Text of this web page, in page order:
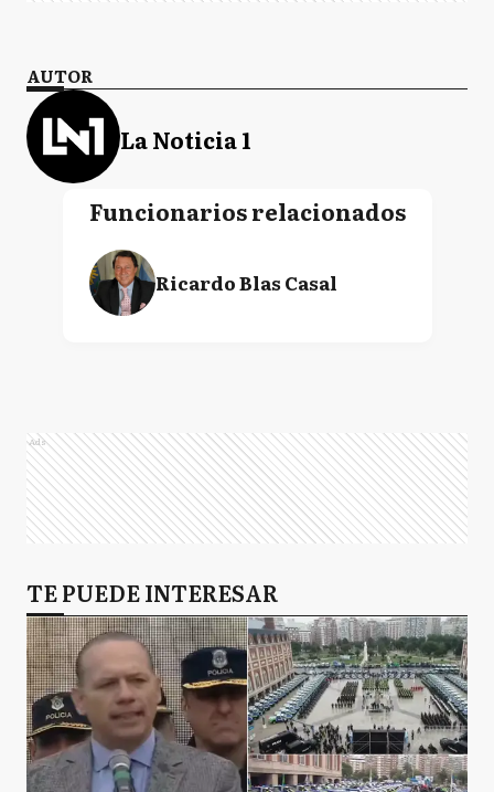
AUTOR
La Noticia 1
Funcionarios relacionados
Ricardo Blas Casal
Ads
TE PUEDE INTERESAR